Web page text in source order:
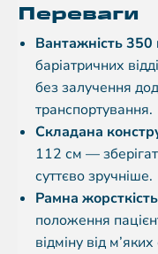
Переваги
Вантажність 350
баріатричних
без залучення
транспортування.
Складана
112 см —
суттєво зручніше.
Рамна
положення
відміну від